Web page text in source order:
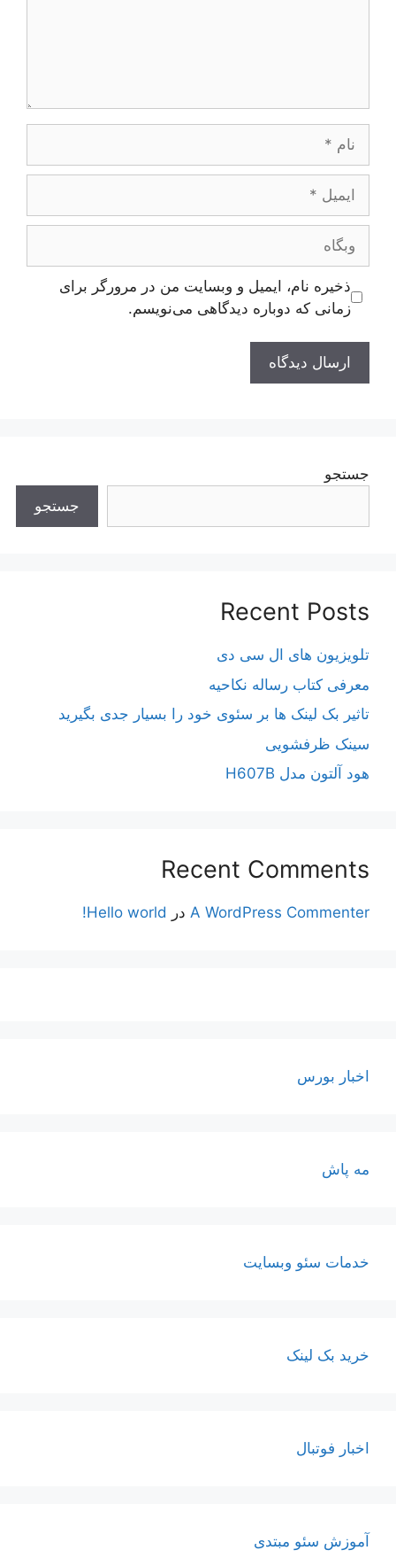
وبگاه
ذخیره نام، ایمیل و وبسایت من در مرورگر برای
زمانی که دوباره دیدگاهی می‌نویسم.
جستجو
جستجو
Recent Posts
تلویزیون های ال سی دی
معرفی کتاب رساله نکاحیه
تاثیر بک لینک ها بر سئوی خود را بسیار جدی بگیرید
سینک ظرفشویی
هود آلتون مدل H607B
Recent Comments
A WordPress Commenter در Hello world!
اخبار بورس
مه پاش
خدمات سئو وبسایت
خرید بک لینک
اخبار فوتبال
آموزش سئو مبتدی